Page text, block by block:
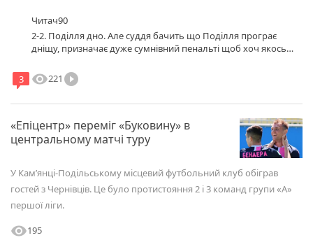
Читач90
2-2. Поділля дно. Але суддя бачить що Поділля програє
дніщу, призначає дуже сумнівний пенальті щоб хоч якось
3
visibility221 play_circle_filled
«Епіцентр» переміг «Буковину» в
центральному матчі туру
У Камʼянці-Подільському місцевий футбольний клуб обіграв
гостей з Чернівців. Це було протистояння 2 і 3 команд групи «А»
першої ліги.
visibility195